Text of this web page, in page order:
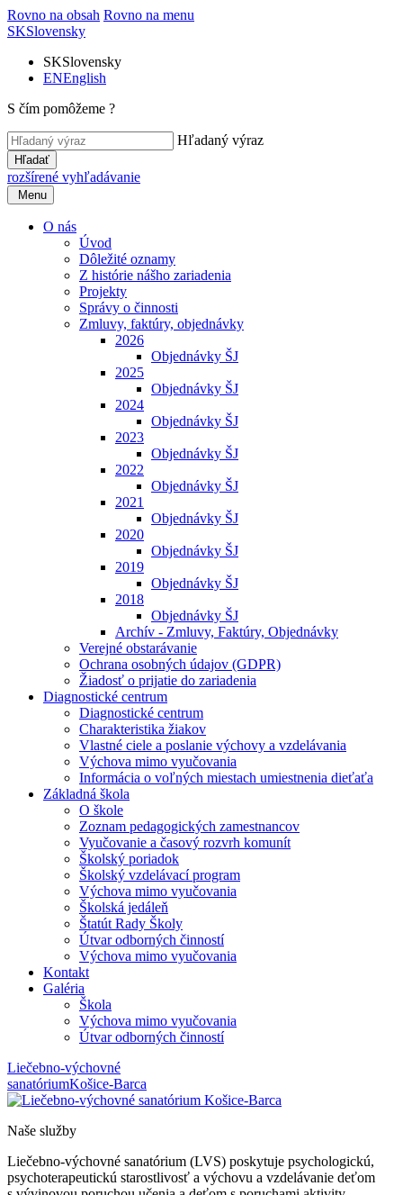
Rovno na obsah Rovno na menu
SKSlovensky
SKSlovensky
ENEnglish
S čím pomôžeme ?
Hľadaný výraz
Hľadať
rozšírené vyhľadávanie
Menu
O nás
Úvod
Dôležité oznamy
Z histórie nášho zariadenia
Projekty
Správy o činnosti
Zmluvy, faktúry, objednávky
2026
Objednávky ŠJ
2025
Objednávky ŠJ
2024
Objednávky ŠJ
2023
Objednávky ŠJ
2022
Objednávky ŠJ
2021
Objednávky ŠJ
2020
Objednávky ŠJ
2019
Objednávky ŠJ
2018
Objednávky ŠJ
Archív - Zmluvy, Faktúry, Objednávky
Verejné obstarávanie
Ochrana osobných údajov (GDPR)
Žiadosť o prijatie do zariadenia
Diagnostické centrum
Diagnostické centrum
Charakteristika žiakov
Vlastné ciele a poslanie výchovy a vzdelávania
Výchova mimo vyučovania
Informácia o voľných miestach umiestnenia dieťaťa
Základná škola
O škole
Zoznam pedagogických zamestnancov
Vyučovanie a časový rozvrh komunít
Školský poriadok
Školský vzdelávací program
Výchova mimo vyučovania
Školská jedáleň
Štatút Rady Školy
Útvar odborných činností
Výchova mimo vyučovania
Kontakt
Galéria
Škola
Výchova mimo vyučovania
Útvar odborných činností
Liečebno-výchovné
sanatóriumKošice-Barca
Naše služby
Liečebno-výchovné sanatórium (LVS) poskytuje psychologickú,
psychoterapeutickú starostlivosť a výchovu a vzdelávanie deťom